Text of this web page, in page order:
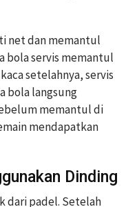
net dan memantul
bola servis memantul
setelahnya, servis
bola langsung
memantul di
mendapatkan
Dinding
dari padel. Setelah